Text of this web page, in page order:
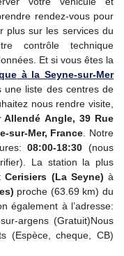
rendez-vous pour
plus sur les services du
contrôle technique
Et si vous êtes la
à la Seyne-sur-Mer
une liste des centres de
nous rendre visite,
Allendé Angle, 39 Rue
sur-Mer, France . Notre
08:00-18:30 (nous
La station la plus
Cerisiers (La Seyne) à
proche (63.69 km) du
également à l’adresse:
argens (Gratuit)Nous
(Espèce, cheque, CB)